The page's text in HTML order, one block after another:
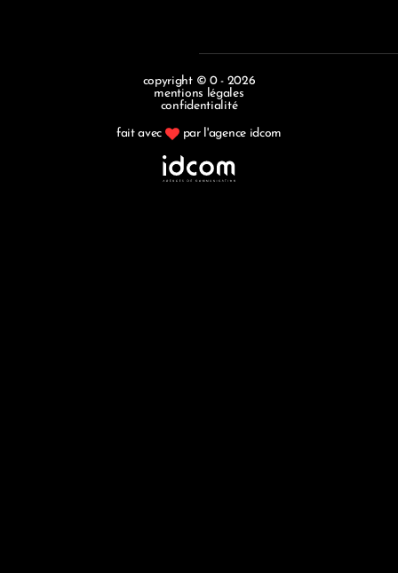
copyright © 0 - 2026
mentions légales
confidentialité
fait avec par l'agence idcom